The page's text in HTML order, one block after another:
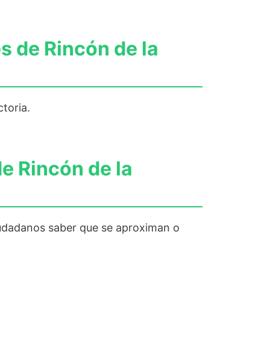
de Rincón de la
Rincón de la
saber que se aproximan o